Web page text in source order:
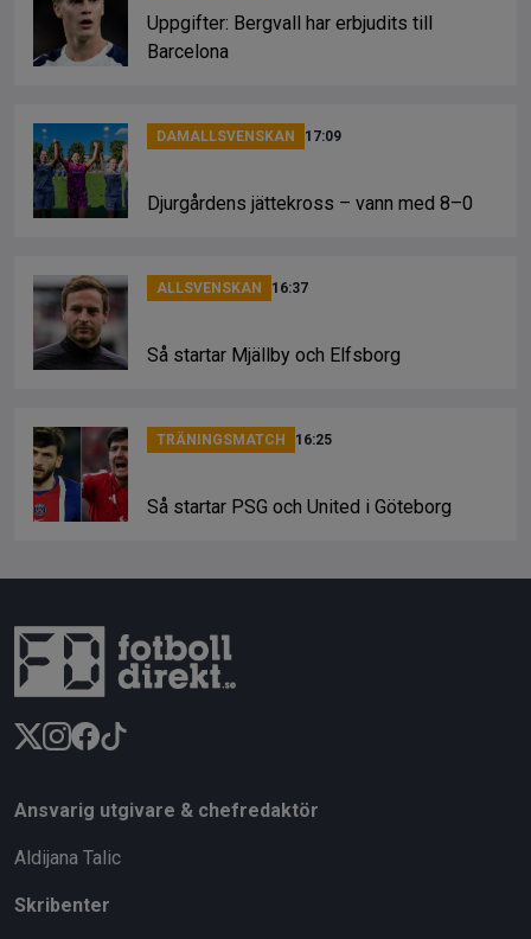
Uppgifter: Bergvall har erbjudits till
Barcelona
DAMALLSVENSKAN 17:09
Djurgårdens jättekross – vann med 8–0
ALLSVENSKAN 16:37
Så startar Mjällby och Elfsborg
TRÄNINGSMATCH 16:25
Så startar PSG och United i Göteborg
Ansvarig utgivare & chefredaktör
Aldijana Talic
Skribenter